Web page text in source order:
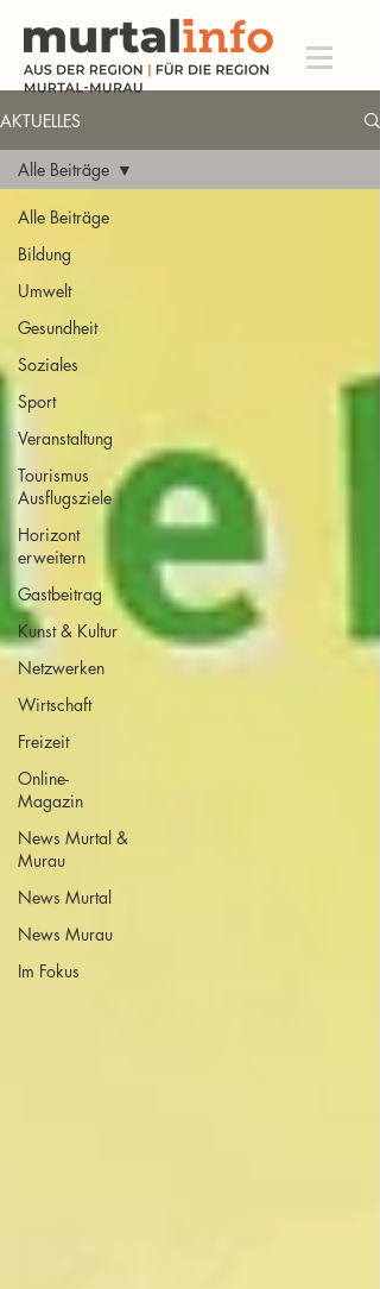
AKTUELLES
Alle Beiträge
Bildung
Umwelt
Gesundheit
Soziales
Sport
Veranstaltung
Tourismus
Ausflugsziele
Horizont
erweitern
Gastbeitrag
Kunst & Kultur
Netzwerken
Wirtschaft
Freizeit
Online-
Magazin
News Murtal &
Murau
News Murtal
News Murau
Im Fokus
Alle Beiträge